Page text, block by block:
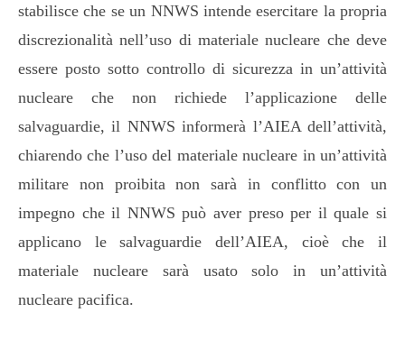
stabilisce che se un NNWS intende esercitare la propria
discrezionalità nell’uso di materiale nucleare che deve
essere posto sotto controllo di sicurezza in un’attività
nucleare che non richiede l’applicazione delle
salvaguardie, il NNWS informerà l’AIEA dell’attività,
chiarendo che l’uso del materiale nucleare in un’attività
militare non proibita non sarà in conflitto con un
impegno che il NNWS può aver preso per il quale si
applicano le salvaguardie dell’AIEA, cioè che il
materiale nucleare sarà usato solo in un’attività
nucleare pacifica.